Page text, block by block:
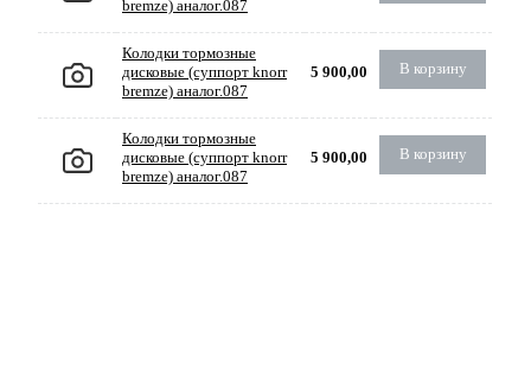
bremze) аналог.087
Колодки тормозные
дисковые (суппорт knorr
bremze) аналог.087
5 900,00 В корзину
Колодки тормозные
дисковые (суппорт knorr
bremze) аналог.087
5 900,00 В корзину